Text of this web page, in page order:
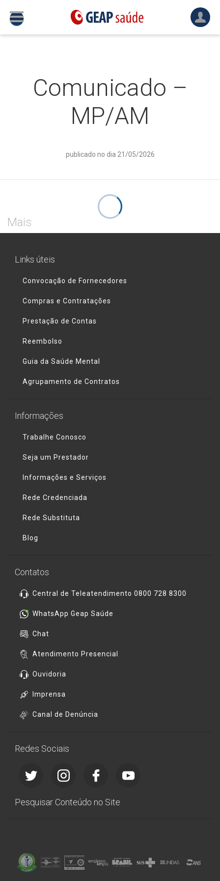
Comunicado –
MP/AM
publicado no dia 21/05/2026
Mais
Links úteis
Convocação de Fornecedores
Compras e Contratações
Prestação de Contas
Reembolso
Guia da Saúde Mental
Agrupamento de Contratos
Informações
Trabalhe Conosco
Seja um Prestador
Informações e Serviços
Rede Credenciada
Rede Substituta
Blog
Contatos
Central de Teleatendimento 0800 728 8300
WhatsApp Geap Saúde
Chat
Atendimento Presencial
Ouvidoria
Imprensa
Canal de Denúncia
Redes Sociais
Pesquisar Conteúdo no Site